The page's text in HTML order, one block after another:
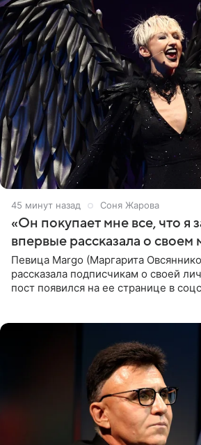
45 минут назад Соня Жарова
«Он покупает мне все, что я
впервые рассказала о своем
Певица Margo (Маргарита
рассказала подписчикам о своей
пост появился на ее странице в